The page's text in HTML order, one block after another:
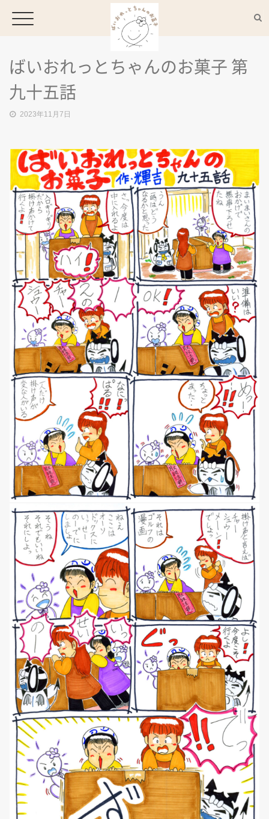
MENU
ACCESS
NEWS
マンガ
ばいおれっとちゃんのお菓子 第
九十五話
2023年11月7日